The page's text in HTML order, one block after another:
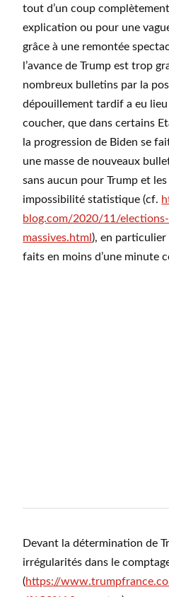
tout d’un coup
explication ou pour une
grâce à une remontée
l’avance de Trump est trop
nombreux bulletins par la
dépouillement tardif a eu
coucher, que dans certains
la progression de Biden se
une masse de nouveaux
sans aucun pour Trump et
impossibilité statistique (cf.
blog.com/2020/11/
massives.html ), en
faits en moins d’une minute
Devant la détermination de
irrégularités dans le
(https://